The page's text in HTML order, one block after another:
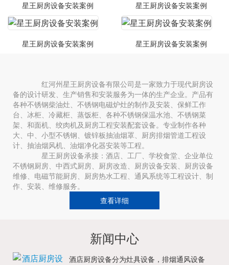
星王厨房设备安装案例 星王厨房设备安装案例
星王厨房设备安装案例 星王厨房设备安装案例
红河州星王厨房设备有限公司是一家致力于现代厨房设
备的设计研发、生产销售和安装服务为一体的生产企业。产品有
各种不锈钢柴油灶、不锈钢电磁炉灶的制作及安装、保鲜工作
台、冰柜、冷藏柜、蒸饭柜、各种不锈钢保温水池、不锈钢菜
架、和面机、绞肉机及厨房工程安装配套设备。专业制作各种
大、中、小型不锈钢、镀锌板抽油烟罩、厨房排烟管道工程设
计、抽油烟风机、油烟净化器安装等工程。
星王厨房设备承接：酒店、工厂、学校食堂、企业单位
不锈钢厨房、中西式厨房、厨房改造、厨房设备安装、厨房设备
维修、电磁节能厨房、厨房热水工程、通风系统等工程设计、制
作、安装、维修服务。
查看详细
新闻中心
酒店厨房设备分为灶具设备，排烟通风设备